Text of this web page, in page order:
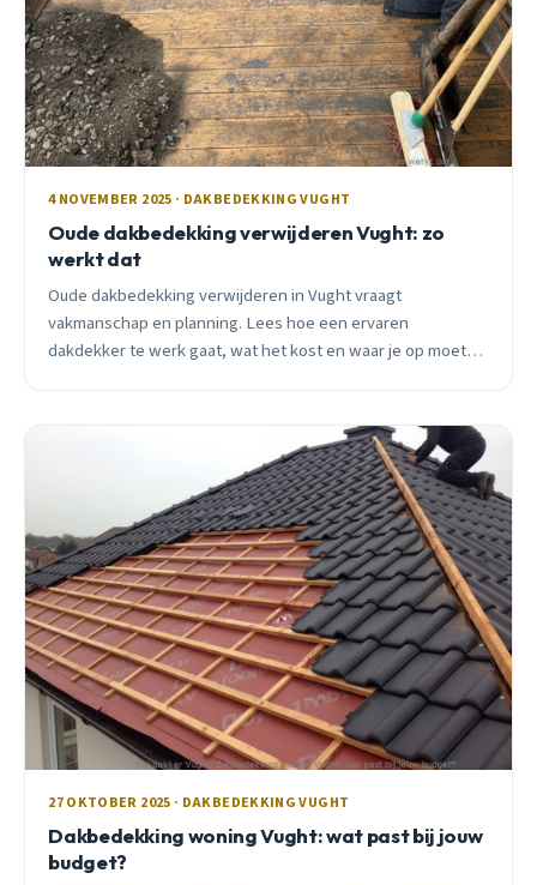
4 NOVEMBER 2025 · DAKBEDEKKING VUGHT
Oude dakbedekking verwijderen Vught: zo
werkt dat
Oude dakbedekking verwijderen in Vught vraagt
vakmanschap en planning. Lees hoe een ervaren
dakdekker te werk gaat, wat het kost en waar je op moet
27 OKTOBER 2025 · DAKBEDEKKING VUGHT
Dakbedekking woning Vught: wat past bij jouw
budget?